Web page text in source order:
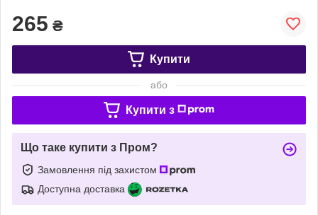
265 ₴
Купити
або
Купити з
Що таке купити з Пром?
Замовлення під захистом
Доступна доставка